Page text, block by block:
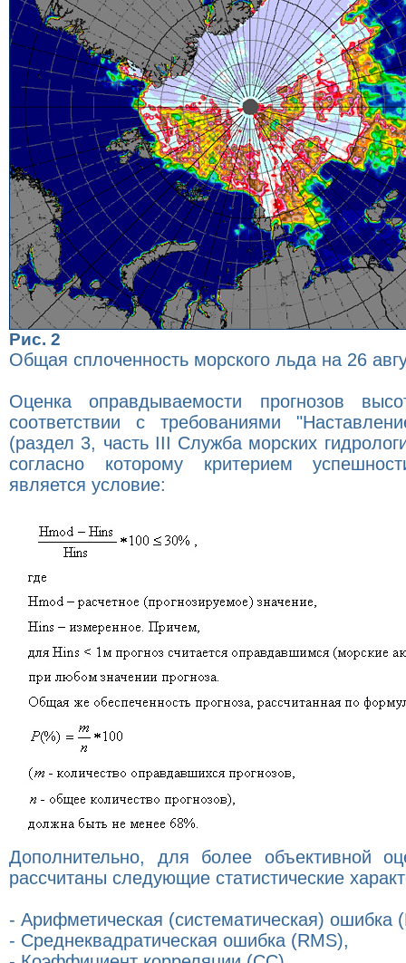
Рис. 2
Общая сплоченность морского льда на 26
Оценка оправдываемости прогнозов
соответствии с требованиями
(раздел 3, часть III Служба морских
согласно которому критерием
является условие:
Дополнительно, для более объективной
рассчитаны следующие статистические
- Арифметическая (систематическая) ошибка
- Среднеквадратическая ошибка (RMS),